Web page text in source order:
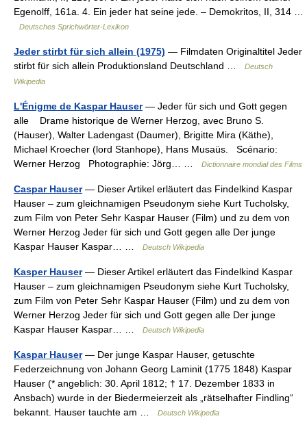
Egenolff, 161a. 4. Ein jeder hat seine jede. – Demokritos, II, 314 …
Deutsches Sprichwörter-Lexikon
Jeder stirbt für sich allein (1975) — Filmdaten Originaltitel Jeder
stirbt für sich allein Produktionsland Deutschland …
Deutsch
Wikipedia
L'Énigme de Kaspar Hauser— Jeder für sich und Gott gegen
alle Drame historique de Werner Herzog, avec Bruno S.
(Hauser), Walter Ladengast (Daumer), Brigitte Mira (Käthe),
Michael Kroecher (lord Stanhope), Hans Musaüs. Scénario:
Werner Herzog Photographie: Jörg… …
Dictionnaire mondial des Films
Caspar Hauser— Dieser Artikel erläutert das Findelkind Kaspar
Hauser – zum gleichnamigen Pseudonym siehe Kurt Tucholsky,
zum Film von Peter Sehr Kaspar Hauser (Film) und zu dem von
Werner Herzog Jeder für sich und Gott gegen alle Der junge
Kaspar Hauser Kaspar… …
Deutsch Wikipedia
Kasper Hauser— Dieser Artikel erläutert das Findelkind Kaspar
Hauser – zum gleichnamigen Pseudonym siehe Kurt Tucholsky,
zum Film von Peter Sehr Kaspar Hauser (Film) und zu dem von
Werner Herzog Jeder für sich und Gott gegen alle Der junge
Kaspar Hauser Kaspar… …
Deutsch Wikipedia
Kaspar Hauser— Der junge Kaspar Hauser, getuschte
Federzeichnung von Johann Georg Laminit (1775 1848) Kaspar
Hauser (* angeblich: 30. April 1812; † 17. Dezember 1833 in
Ansbach) wurde in der Biedermeierzeit als „rätselhafter Findling“
bekannt. Hauser tauchte am …
Deutsch Wikipedia